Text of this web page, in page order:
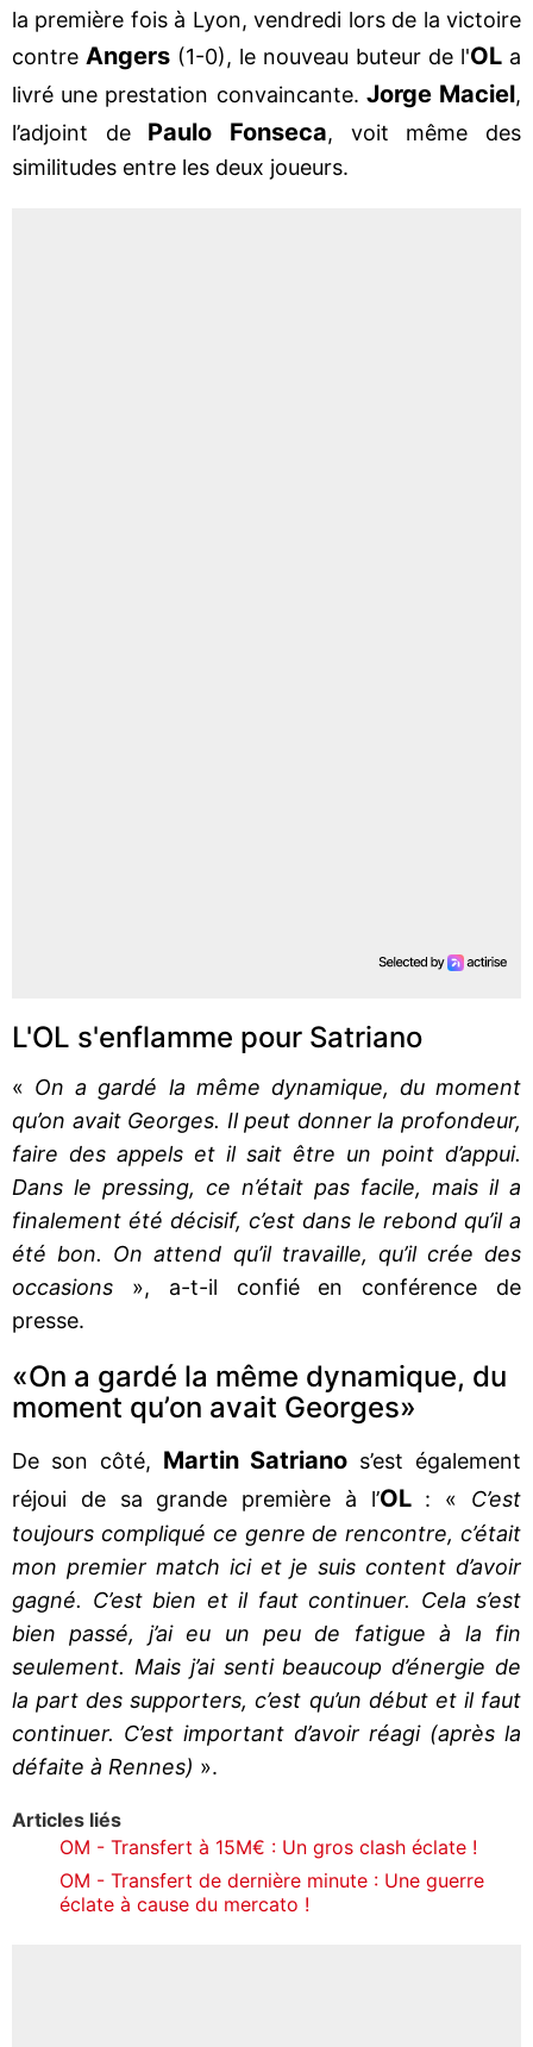
la première fois à Lyon, vendredi lors de la victoire
contre Angers (1-0), le nouveau buteur de l'OL a
livré une prestation convaincante. Jorge Maciel,
l’adjoint de Paulo Fonseca, voit même des
similitudes entre les deux joueurs.
L'OL s'enflamme pour Satriano
« On a gardé la même dynamique, du moment
qu’on avait Georges. Il peut donner la profondeur,
faire des appels et il sait être un point d’appui.
Dans le pressing, ce n’était pas facile, mais il a
finalement été décisif, c’est dans le rebond qu’il a
été bon. On attend qu’il travaille, qu’il crée des
occasions », a-t-il confié en conférence de
presse.
«On a gardé la même dynamique, du
moment qu’on avait Georges»
De son côté, Martin Satriano s’est également
réjoui de sa grande première à l’OL: « C’est
toujours compliqué ce genre de rencontre, c’était
mon premier match ici et je suis content d’avoir
gagné. C’est bien et il faut continuer. Cela s’est
bien passé, j’ai eu un peu de fatigue à la fin
seulement. Mais j’ai senti beaucoup d’énergie de
la part des supporters, c’est qu’un début et il faut
continuer. C’est important d’avoir réagi (après la
défaite à Rennes) ».
Articles liés
OM - Transfert à 15M€ : Un gros clash éclate !
OM - Transfert de dernière minute : Une guerre
éclate à cause du mercato !